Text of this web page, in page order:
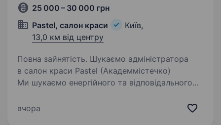
25 000 – 30 000 грн
Pastel, салон краси
Київ,
13,0 км від центру
Повна зайнятість. Шукаємо адміністратора
в салон краси Pastel (Академмістечко)
Ми шукаємо енергійного та відповідального
високий рівень сервісу та комфорт для наших
вчора